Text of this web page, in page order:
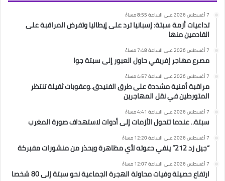
7 أغسطس 2026 على الساعة 8:55 مساءً
تداعيات أزمة سبتة: إسبانيا ترد على إيطاليا وتفرض المراقبة على
القادمين منها
7 أغسطس 2026 على الساعة 7:48 مساءً
مصرع مهاجر إفريقي حاول العبور إلى سبتة جوا
7 أغسطس 2026 على الساعة 4:57 مساءً
مراقبة أمنية مشددة على طرق الفنيدق..وعقوبات ثقيلة تنتظر
المتورطين في نقل المهاجرين
7 أغسطس 2026 على الساعة 4:41 مساءً
سبتة.. عندما تتحول الأزمات إلى أدوات لاستهداف صورة المغرب
7 أغسطس 2026 على الساعة 12:20 مساءً
“جيل زد 212” ينفي دعوته لأي مظاهرة ويحذر من منشورات مفبركة
7 أغسطس 2026 على الساعة 12:07 مساءً
ارتفاع حصيلة وفيات محاولة الهجرة الجماعية نحو سبتة إلى 80 شخصا